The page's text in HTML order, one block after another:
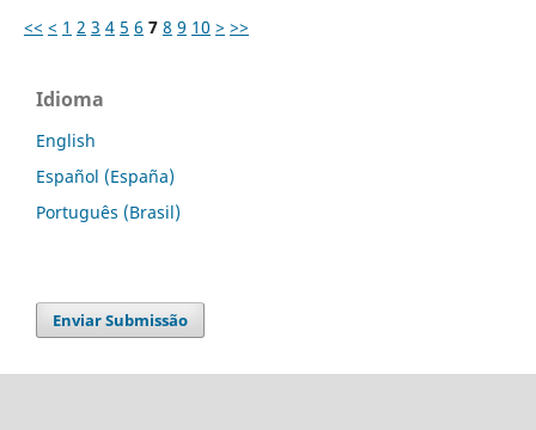
<< < 1 2 3 4 5 6 7 8 9 10 > >>
Idioma
English
Español (España)
Português (Brasil)
Enviar Submissão